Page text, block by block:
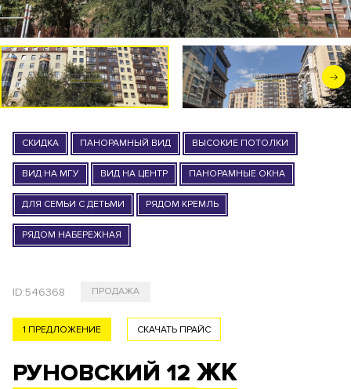
СКИДКА ПАНОРАМНЫЙ ВИД ВЫСОКИЕ ПОТОЛКИ
ВИД НА МГУ ВИД НА ЦЕНТР ПАНОРАМНЫЕ ОКНА
ДЛЯ СЕМЬИ С ДЕТЬМИ РЯДОМ КРЕМЛЬ
РЯДОМ НАБЕРЕЖНАЯ
ID:546368 ПРОДАЖА
СКАЧАТЬ ПРАЙС
1 ПРЕДЛОЖЕНИЕ
РУНОВСКИЙ 12 ЖК